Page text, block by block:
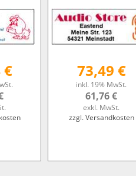
€ 73,49 €
inkl. 19% MwSt.
61,76 €
exkl. MwSt.
zzgl. Versandkosten